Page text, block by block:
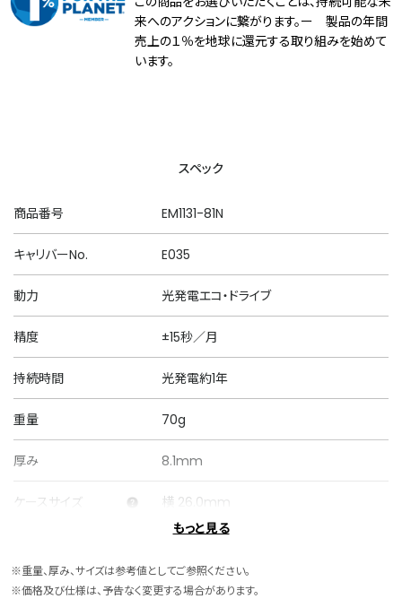
来へのアクションに繋がります。ー 製品の年間
売上の１％を地球に還元する取り組みを始めて
います。
スペック
商品番号 EM1131-81N
キャリバーNo. E035
動力 光発電エコ・ドライブ
精度 ±15秒／月
持続時間 光発電約1年
重量 70g
厚み 8.1mm
ケースサイズ 横 26.0mm
バンド素材・タイプ
ステンレス
もっと見る
※重量、厚み、サイズは参考値としてご参照ください。
※価格及び仕様は、予告なく変更する場合があります。